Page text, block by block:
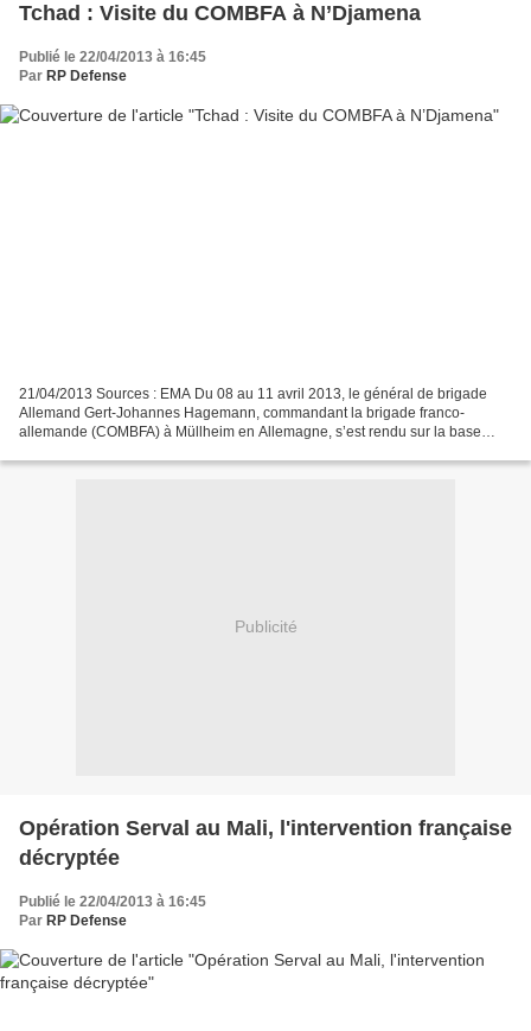
Tchad : Visite du COMBFA à N’Djamena
Publié le 22/04/2013 à 16:45
Par RP Defense
21/04/2013 Sources : EMA Du 08 au 11 avril 2013, le général de brigade
Allemand Gert-Johannes Hagemann, commandant la brigade franco-
allemande (COMBFA) à Müllheim en Allemagne, s’est rendu sur la base
Publicité
Opération Serval au Mali, l'intervention française
décryptée
Publié le 22/04/2013 à 16:45
Par RP Defense